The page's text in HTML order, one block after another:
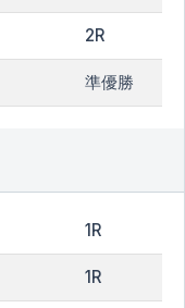
2R
準優勝
1R
1R